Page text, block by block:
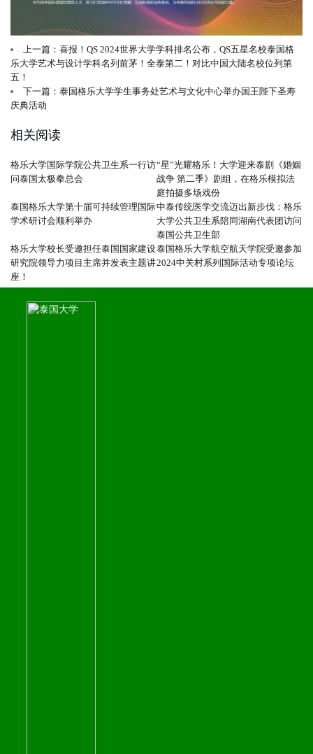
上一篇：喜报！QS 2024世界大学学科排名公布，QS五星名校泰国格
乐大学艺术与设计学科名列前茅！全泰第二！对比中国大陆名校位列第
五！
下一篇：泰国格乐大学学生事务处艺术与文化中心举办国王陛下圣寿
庆典活动
相关阅读
格乐大学国际学院公共卫生系一行访
问泰国太极拳总会
“星”光耀格乐！大学迎来泰剧《婚姻
战争 第二季》剧组，在格乐模拟法
庭拍摄多场戏份
泰国格乐大学第十届可持续管理国际
学术研讨会顺利举办
中泰传统医学交流迈出新步伐：格乐
大学公共卫生系陪同湖南代表团访问
泰国公共卫生部
格乐大学校长受邀担任泰国国家建设
研究院领导力项目主席并发表主题讲
座！
泰国格乐大学航空航天学院受邀参加
2024中关村系列国际活动专项论坛